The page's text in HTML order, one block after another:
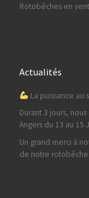
Rotobêches en
Actualités
La puissance au
Durant 3 jours,
Angers du 13 au 15
Un grand merci à
de notre